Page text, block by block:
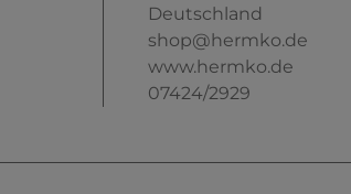
Deutschland
shop@hermko.de
www.hermko.de
07424/2929